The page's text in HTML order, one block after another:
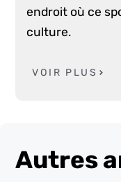
endroit où ce
culture.
VOIR PLUS
Autres